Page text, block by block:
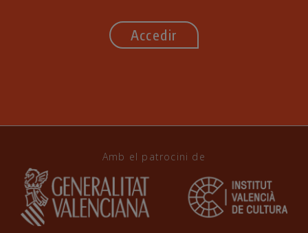
Accedir
Amb el patrocini de